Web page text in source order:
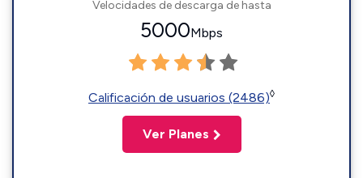
Velocidades de descarga de hasta
5000Mbps
Calificación de usuarios (2486)◊
Ver Planes